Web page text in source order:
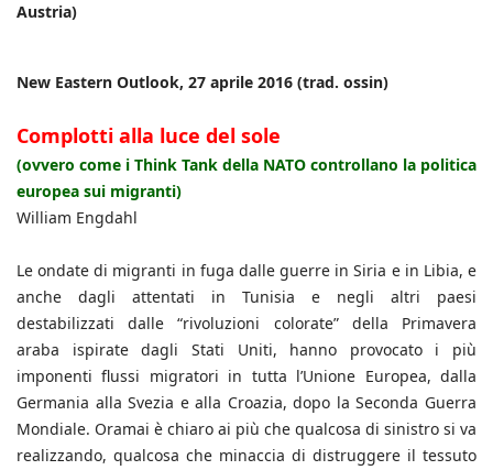
Austria)
New Eastern Outlook, 27 aprile 2016 (trad. ossin)
Complotti alla luce del sole
(ovvero come i Think Tank della NATO controllano la politica
europea sui migranti)
William Engdahl
Le ondate di migranti in fuga dalle guerre in Siria e in Libia, e
anche dagli attentati in Tunisia e negli altri paesi
destabilizzati dalle “rivoluzioni colorate” della Primavera
araba ispirate dagli Stati Uniti, hanno provocato i più
imponenti flussi migratori in tutta l’Unione Europea, dalla
Germania alla Svezia e alla Croazia, dopo la Seconda Guerra
Mondiale. Oramai è chiaro ai più che qualcosa di sinistro si va
realizzando, qualcosa che minaccia di distruggere il tessuto